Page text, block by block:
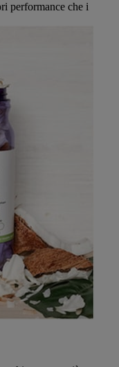
performance che i